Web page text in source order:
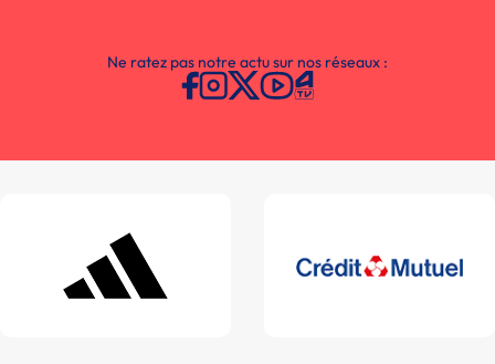
Ne ratez pas notre actu sur nos réseaux :